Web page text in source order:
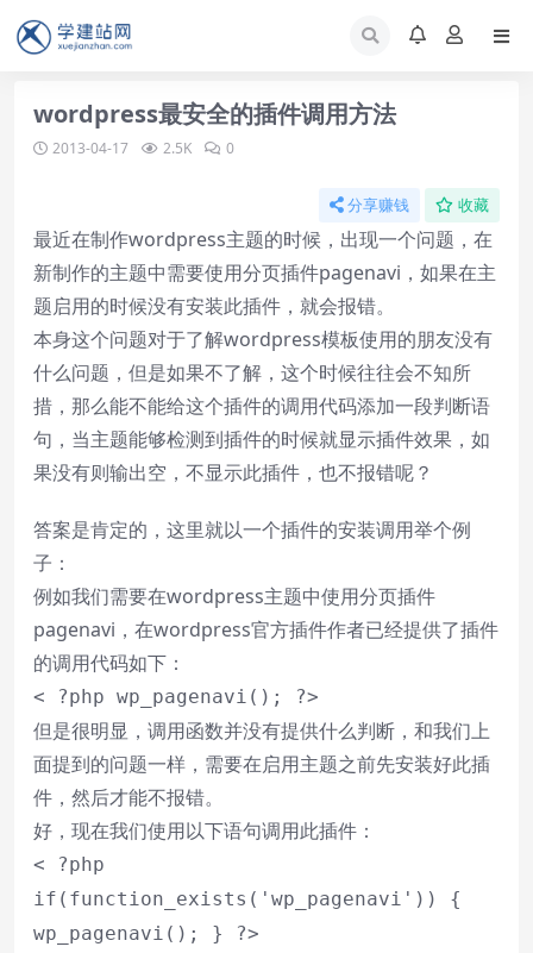
wordpress最安全的插件调用方法
2013-04-17 2.5K 0
分享赚钱 收藏
最近在制作wordpress主题的时候，出现一个问题，在
新制作的主题中需要使用分页插件pagenavi，如果在主
题启用的时候没有安装此插件，就会报错。
本身这个问题对于了解wordpress模板使用的朋友没有
什么问题，但是如果不了解，这个时候往往会不知所
措，那么能不能给这个插件的调用代码添加一段判断语
句，当主题能够检测到插件的时候就显示插件效果，如
果没有则输出空，不显示此插件，也不报错呢？
答案是肯定的，这里就以一个插件的安装调用举个例
子：
例如我们需要在wordpress主题中使用分页插件
pagenavi，在wordpress官方插件作者已经提供了插件
的调用代码如下：
< ?php wp_pagenavi(); ?>
但是很明显，调用函数并没有提供什么判断，和我们上
面提到的问题一样，需要在启用主题之前先安装好此插
件，然后才能不报错。
好，现在我们使用以下语句调用此插件：
< ?php
if(function_exists('wp_pagenavi')) {
wp_pagenavi(); } ?>